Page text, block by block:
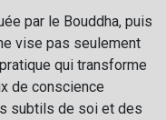
par le Bouddha, puis
vise pas seulement
qui transforme
de conscience
subtils de soi et des